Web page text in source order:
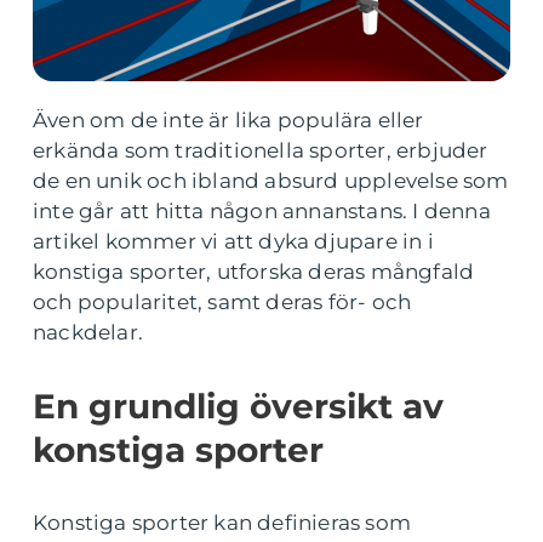
Även om de inte är lika populära eller
erkända som traditionella sporter, erbjuder
de en unik och ibland absurd upplevelse som
inte går att hitta någon annanstans. I denna
artikel kommer vi att dyka djupare in i
konstiga sporter, utforska deras mångfald
och popularitet, samt deras för- och
nackdelar.
En grundlig översikt av
konstiga sporter
Konstiga sporter kan definieras som